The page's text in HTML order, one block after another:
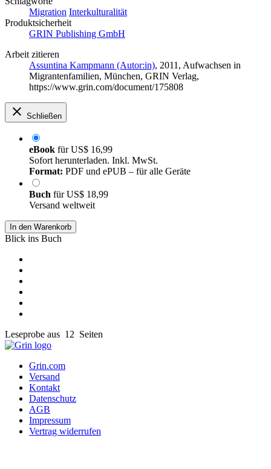
Migration Interkulturalität
Produktsicherheit
GRIN Publishing GmbH
Arbeit zitieren
Assuntina Kampmann (Autor:in), 2011, Aufwachsen in
Migrantenfamilien, München, GRIN Verlag,
https://www.grin.com/document/175808
Schließen
eBook fürUS$ 16,99
Sofort herunterladen. Inkl. MwSt.
Format: PDF und ePUB – für alle Geräte
Buch fürUS$ 18,99
Versand weltweit
In den Warenkorb
Blick ins Buch
Leseprobe aus 12 Seiten
Grin.com
Versand
Kontakt
Datenschutz
AGB
Impressum
Vertrag widerrufen